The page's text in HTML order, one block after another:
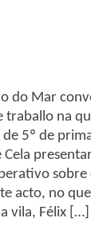
do Mar
traballo na
de 5º de
Cela
acto, no
vila, Félix […]